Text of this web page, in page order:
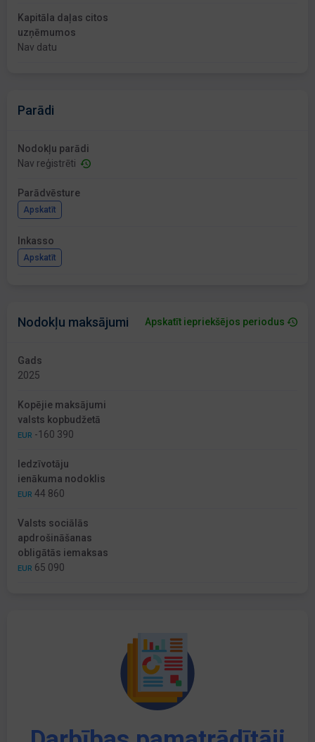
Kapitāla daļas citos
uzņēmumos
Nav datu
Parādi
Nodokļu parādi
Nav reģistrēti
Parādvēsture
Apskatīt
Inkasso
Apskatīt
Nodokļu maksājumi Apskatīt iepriekšējos periodus
Gads
2025
Kopējie maksājumi
valsts kopbudžetā
EUR -160 390
Iedzīvotāju
ienākuma nodoklis
EUR 44 860
Valsts sociālās
apdrošināšanas
obligātās iemaksas
EUR 65 090